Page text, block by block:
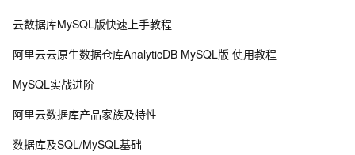
10PostgreSQL 与基友们的故事之 - Redis (无限缓存,
云数据库MySQL版快速上手教程
阿里云云原生数据仓库AnalyticDB MySQL版 使用教程
MySQL实战进阶
阿里云数据库产品家族及特性
数据库及SQL/MySQL基础